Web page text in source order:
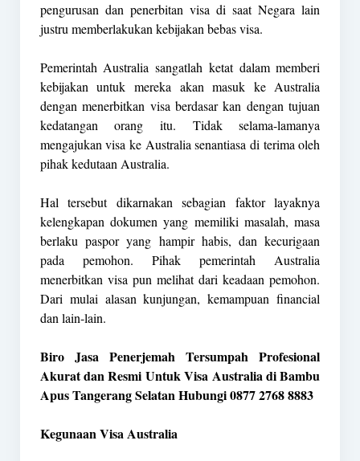
pengurusan dan penerbitan visa di saat Negara lain
justru memberlakukan kebijakan bebas visa.
Pemerintah Australia sangatlah ketat dalam memberi
kebijakan untuk mereka akan masuk ke Australia
dengan menerbitkan visa berdasar kan dengan tujuan
kedatangan orang itu. Tidak selama-lamanya
mengajukan visa ke Australia senantiasa di terima oleh
pihak kedutaan Australia.
Hal tersebut dikarnakan sebagian faktor layaknya
kelengkapan dokumen yang memiliki masalah, masa
berlaku paspor yang hampir habis, dan kecurigaan
pada pemohon. Pihak pemerintah Australia
menerbitkan visa pun melihat dari keadaan pemohon.
Dari mulai alasan kunjungan, kemampuan financial
dan lain-lain.
Biro Jasa Penerjemah Tersumpah Profesional
Akurat dan Resmi Untuk Visa Australia di Bambu
Apus Tangerang Selatan Hubungi 0877 2768 8883
Kegunaan Visa Australia